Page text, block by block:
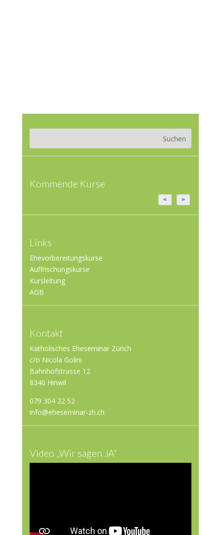
Kommende Kurse
< >
Links
Ehevorbereitungskurse
Auffrischungskurse
Kursleitung
AGB
Kontakt
Katholisches Eheseminar Zürich
c/o Nicola Golini
Bahnhofstrasse 12
8340 Hinwil
079 304 22 52
info@eheseminar-zh.ch
Video „Wir sagen JA“